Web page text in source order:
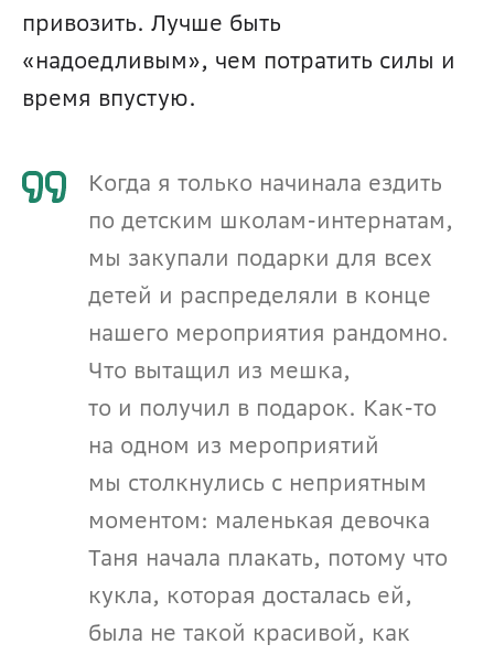
привозить. Лучше быть
«надоедливым», чем потратить силы и
время впустую.
Когда я только начинала ездить
по детским школам-интернатам,
мы закупали подарки для всех
детей и распределяли в конце
нашего мероприятия рандомно.
Что вытащил из мешка,
то и получил в подарок. Как-то
на одном из мероприятий
мы столкнулись с неприятным
моментом: маленькая девочка
Таня начала плакать, потому что
кукла, которая досталась ей,
была не такой красивой, как